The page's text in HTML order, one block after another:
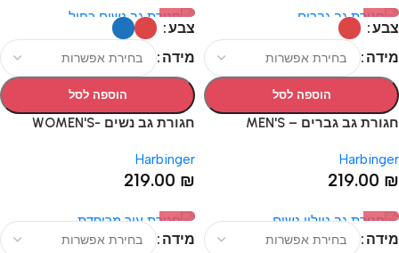
צבע
מידה
הוספה לסל
חגורת גב גברים – MEN'S
Harbinger
219.00 ₪
צבע
מידה
הוספה לסל
חגורת גב נשים -WOMEN'S
Harbinger
219.00 ₪
מידה מידה